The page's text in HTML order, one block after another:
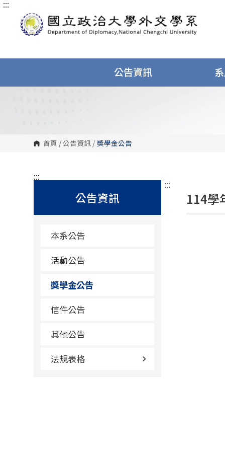
跳
塊
:::
公告資訊
首頁 /公告資訊 / 獎學金公告
:::
公告資訊
本系公告
活動公告
獎學金公告
信件公告
其他公告
法規表格
:::
114學